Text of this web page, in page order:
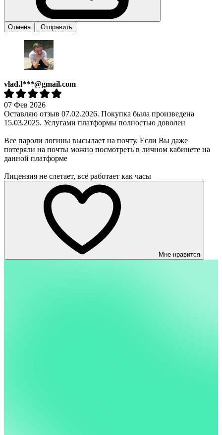
Отмена Отправить
vlad.l***@gmail.com
07 Фев 2026
Оставляю отзыв 07.02.2026. Покупка была произведена
15.03.2025. Услугами платформы полностью доволен
Все пароли логины высылает на почту. Если Вы даже
потеряли на почты можно посмотреть в личном кабинете на
данной платформе
Лицензия не слетает, всё работает как часы
Мне нравится